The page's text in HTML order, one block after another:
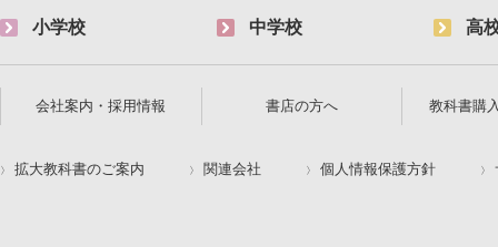
小学校 中学校 高
会社案内・採用情報 書店の方へ 教科書購
拡大教科書のご案内 関連会社 個人情報保護方針